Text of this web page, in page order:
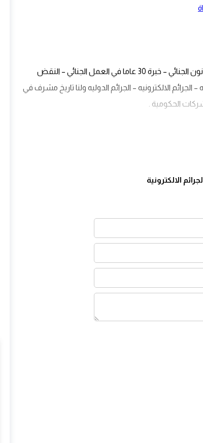
مؤسسة الدكتور إبراهيم ياسين للمحاماة والاستشارات القانونية دكتوراه في القانون الجنائي – خبرة 30 عاما في العمل الجنائي – النقض
الجرائم الالكترونيه – الجرائم الدوليه ولنا تاريخ مشرف في
الحكومية .
الالكترونية